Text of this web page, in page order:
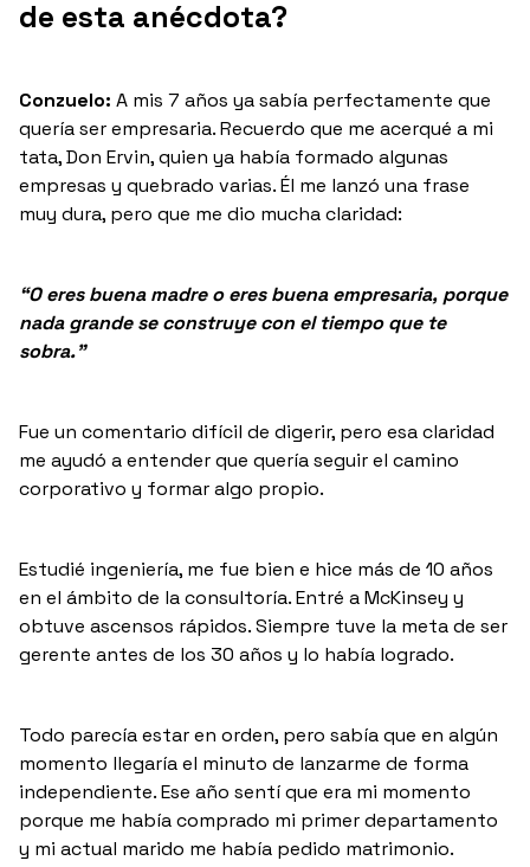
de esta anécdota?
Conzuelo: A mis 7 años ya sabía perfectamente que
quería ser empresaria. Recuerdo que me acerqué a mi
tata, Don Ervin, quien ya había formado algunas
empresas y quebrado varias. Él me lanzó una frase
muy dura, pero que me dio mucha claridad:
“O eres buena madre o eres buena empresaria, porque
nada grande se construye con el tiempo que te
sobra.”
Fue un comentario difícil de digerir, pero esa claridad
me ayudó a entender que quería seguir el camino
corporativo y formar algo propio.
Estudié ingeniería, me fue bien e hice más de 10 años
en el ámbito de la consultoría. Entré a McKinsey y
obtuve ascensos rápidos. Siempre tuve la meta de ser
gerente antes de los 30 años y lo había logrado.
Todo parecía estar en orden, pero sabía que en algún
momento llegaría el minuto de lanzarme de forma
independiente. Ese año sentí que era mi momento
porque me había comprado mi primer departamento
y mi actual marido me había pedido matrimonio.